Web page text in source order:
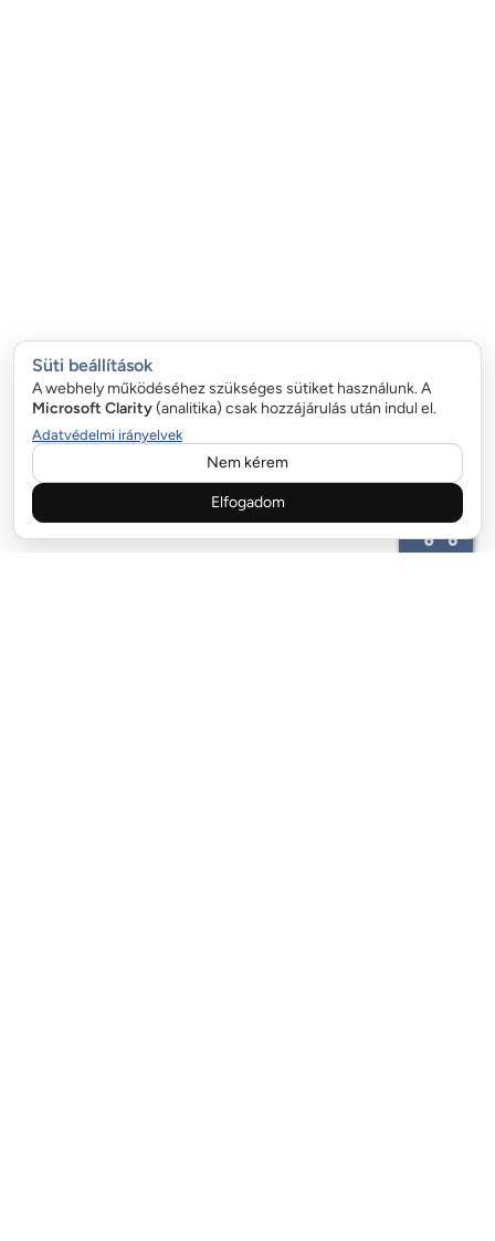
Süti beállítások
A webhely működéséhez szükséges sütiket használunk. A
Microsoft Clarity(analitika) csak hozzájárulás után indul el.
Adatvédelmi irányelvek
Nem kérem
Elfogadom